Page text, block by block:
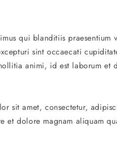
qui blanditiis praesentium
sint occaecati
animi, id est laborum et
sit amet, consectetur,
et dolore magnam aliquam